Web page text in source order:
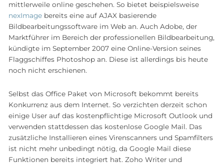
mittlerweile online geschehen. So bietet beispielsweise
nexImage bereits eine auf AJAX basierende
Bildbearbeitungssoftware im Web an. Auch Adobe, der
Marktführer im Bereich der professionellen Bildbearbeitung,
kündigte im September 2007 eine Online-Version seines
Flaggschiffes Photoshop an. Diese ist allerdings bis heute
noch nicht erschienen.
Selbst das Office Paket von Microsoft bekommt bereits
Konkurrenz aus dem Internet. So verzichten derzeit schon
einige User auf das kostenpflichtige Microsoft Outlook und
verwenden stattdessen das kostenlose Google Mail. Das
zusätzliche Installieren eines Virenscanners und Spamfilters
ist nicht mehr unbedingt nötig, da Google Mail diese
Funktionen bereits integriert hat. Zoho Writer und